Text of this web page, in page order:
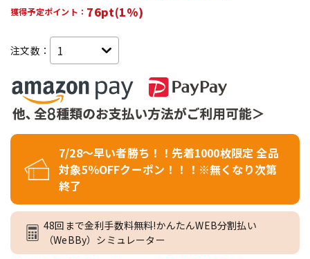
獲得予定ポイント： 76pt(1%)
注文数：
7/28～早い者勝ち！！先着1000枚限定 全品
対象5％OFFクーポン！！！※無くなり次第
終了
48回まで金利手数料無料!かんたんWEB分割払い
（WeBBy）シミュレーター